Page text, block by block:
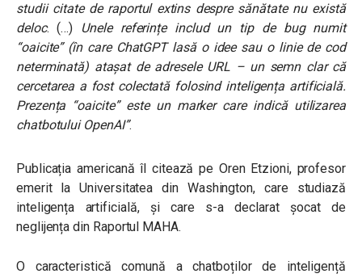
studii citate de raportul extins despre sănătate nu există
deloc. (…) Unele referințe includ un tip de bug numit
“oaicite” (în care ChatGPT lasă o idee sau o linie de cod
neterminată) atașat de adresele URL – un semn clar că
cercetarea a fost colectată folosind inteligența artificială.
Prezența “oaicite” este un marker care indică utilizarea
chatbotului OpenAI”.
Publicația americană îl citează pe Oren Etzioni, profesor
emerit la Universitatea din Washington, care studiază
inteligența artificială, și care s-a declarat șocat de
neglijența din Raportul MAHA.
O caracteristică comună a chatboților de inteligență